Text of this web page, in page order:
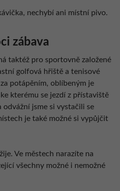
nechybí ani místní pivo.
zábava
taktéž pro sportovně založené
golfová hřiště a tenisové
potápěním, oblíbeným je
kterému se jezdí z přístaviště
odvážní jsme si vystačili se
je také možné si vypůjčit
Ve městech narazíte na
všechny možné i nemožné